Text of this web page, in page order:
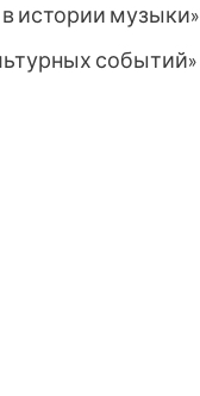
в истории музыки»
событий»